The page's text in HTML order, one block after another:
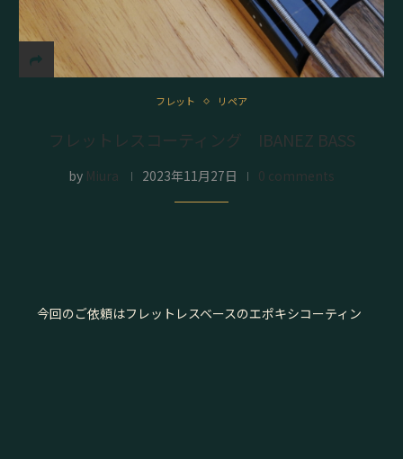
フレット リペア
フレットレスコーティング IBANEZ BASS
by Miura 2023年11月27日 0 comments
今回のご依頼はフレットレスベースのエポキシコーティン